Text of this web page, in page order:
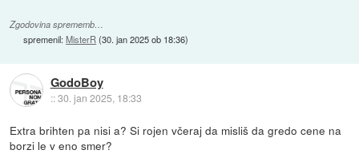
Zgodovina sprememb…
spremenil:MisterR (30. jan 2025 ob 18:36)
GodoBoy
::30. jan 2025, 18:33
Extra brihten pa nisi a? Si rojen včeraj da misliš da gredo cene na
borzi le v eno smer?